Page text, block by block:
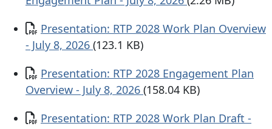
Documento
Presentation: RTP 2028 Work Plan Overview
- July 8, 2026 (123.1 KB)
Documento
Presentation: RTP 2028 Engagement Plan
Overview - July 8, 2026 (158.04 KB)
Documento
Presentation: RTP 2028 Work Plan Draft -